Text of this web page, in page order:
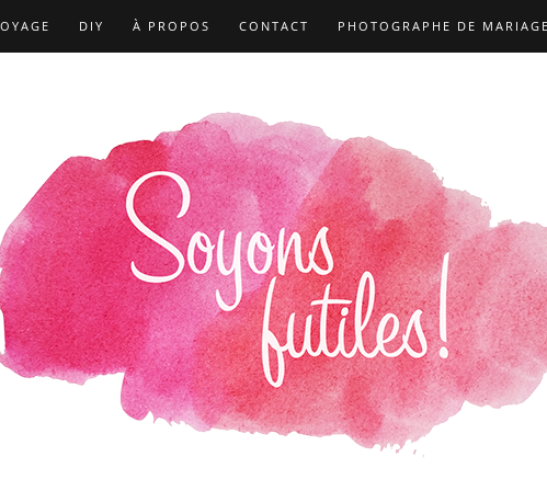
DIY À PROPOS CONTACT PHOTOGRAPHE DE